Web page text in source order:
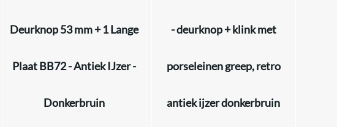
Deurknop 53 mm + 1 Lange
Plaat BB72 - Antiek IJzer -
Donkerbruin
- deurknop + klink met
porseleinen greep, retro
antiek ijzer donkerbruin